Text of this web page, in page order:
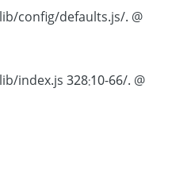
lib/config/defaults.js
@ ./node_modules/webpack/lib/index.js 328:10-66